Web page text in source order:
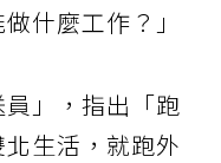
什麼工作？」
」，指出「跑
生活，就跑外